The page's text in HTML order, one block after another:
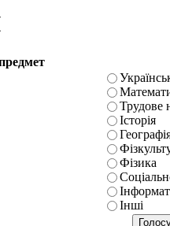
Трудове
Історія
Фізика
Інші